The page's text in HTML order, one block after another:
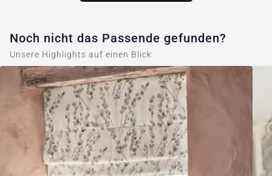
Noch nicht das Passende gefunden?
Unsere Highlights auf einen Blick